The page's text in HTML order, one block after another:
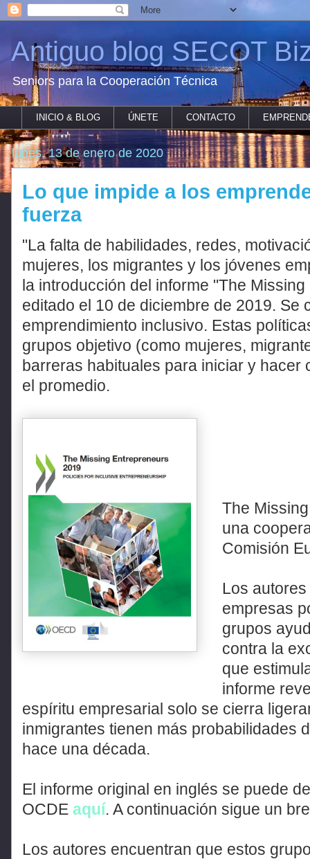
Antiguo blog SECOT
Seniors para la Cooperación Técnica
INICIO & BLOG ÚNETE CONTACTO
lunes, 13 de enero de 2020
Lo que impide a los
fuerza
"La falta de habilidades, redes,
mujeres, los migrantes y los jóvenes
la introducción del informe "The
editado el 10 de diciembre de 2019. Se
emprendimiento inclusivo. Estas
grupos objetivo (como mujeres,
barreras habituales para iniciar y
el promedio.
The
una
Comisión
Los
empresas
grupos
contra la
que
informe
espíritu empresarial solo se cierra
inmigrantes tienen más probabilidades
hace una década.
El informe original en inglés se puede
OCDE aquí. A continuación sigue un
Los autores encuentran que estos